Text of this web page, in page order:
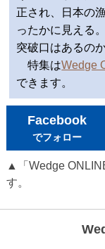
正され、日本の
ったかに見える
突破口はあるのか
特集はWedge
できます。
Facebook
でフォロー
▲「Wedge
す。